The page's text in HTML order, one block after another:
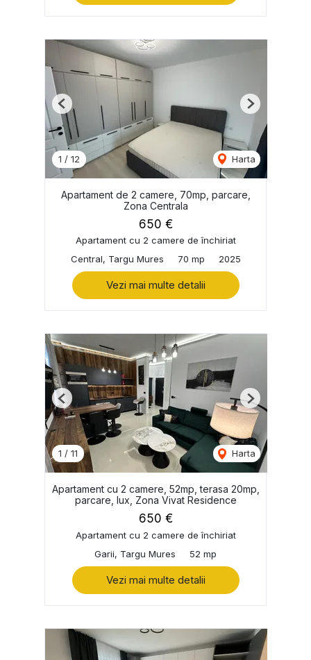
1 / 12 Harta
Previous Next
Apartament de 2 camere, 70mp, parcare,
Zona Centrala
650 €
Apartament cu 2 camere de închiriat
Central, Targu Mures
70 mp 2025
Vezi mai multe detalii
1 / 11 Harta
Previous Next
Apartament cu 2 camere, 52mp, terasa 20mp,
parcare, lux, Zona Vivat Residence
650 €
Apartament cu 2 camere de închiriat
Garii, Targu Mures
52 mp
Vezi mai multe detalii